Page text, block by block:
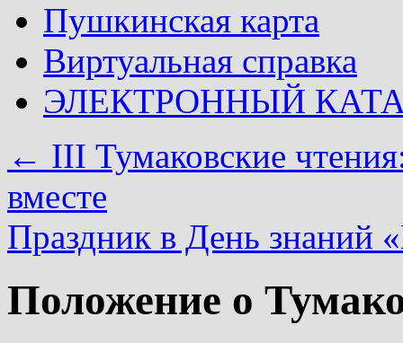
Пушкинская карта
Виртуальная справка
ЭЛЕКТРОННЫЙ
← III Тумаковские
вместе
Праздник в День знаний
Положение о